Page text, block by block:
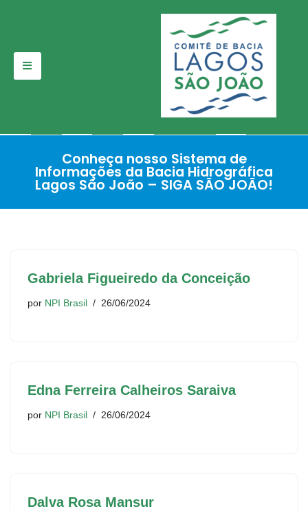
para
Conheça nosso Sistema de
Informações da Bacia Hidrográfica
Lagos São João – SIGA SÃO JOÃO!
Gabriela Figueiredo da Conceição
por NPI Brasil 26/06/2024
Edna Ferreira Calheiros Saraiva
por NPI Brasil 26/06/2024
Dalva Rosa Mansur